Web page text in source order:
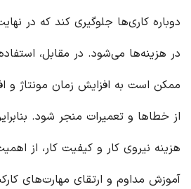
دوباره کاری‌ها جلوگیری کند که در
در هزینه‌ها می‌شود. در مقابل،
ممکن است به افزایش زمان مونتاژ و
از خطاها و تعمیرات منجر شود.
هزینه نیروی کار و کیفیت کار، از
آموزش مداوم و ارتقای مهارت‌های